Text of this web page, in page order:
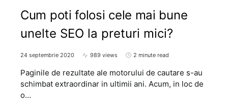
Cum poti folosi cele mai bune
unelte SEO la preturi mici?
24 septembrie 2020 989 views 2 minute read
Paginile de rezultate ale motorului de cautare s-au
schimbat extraordinar in ultimii ani. Acum, in loc de
o…